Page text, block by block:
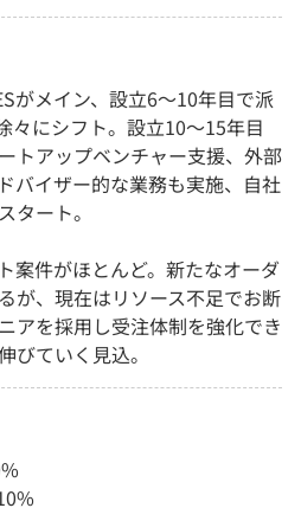
がメイン、設立6～10年目で派
々にシフト。設立10～15年目
トアップベンチャー支援、外部
バイザー的な業務も実施、自社
タート。
案件がほとんど。新たなオーダ
が、現在はリソース不足でお断
アを採用し受注体制を強化でき
びていく見込。